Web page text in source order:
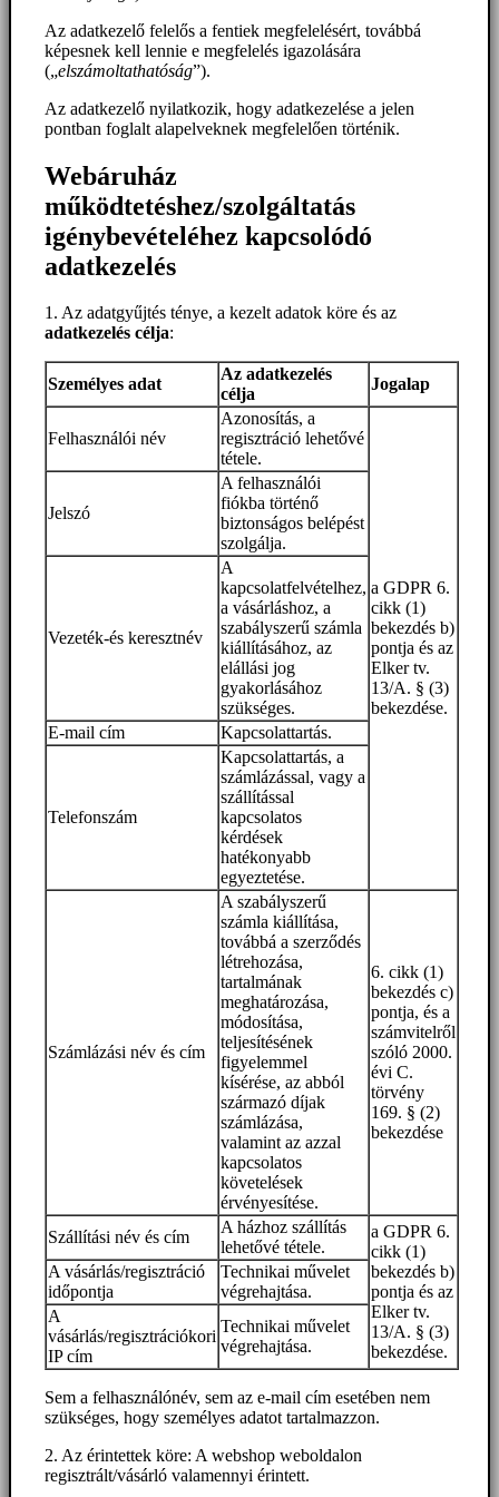
Az adatkezelő felelős a fentiek megfelelésért, továbbá
képesnek kell lennie e megfelelés igazolására
(„elszámoltathatóság”).
Az adatkezelő nyilatkozik, hogy adatkezelése a jelen
pontban foglalt alapelveknek megfelelően történik.
Webáruház
működtetéshez/szolgáltatás
igénybevételéhez kapcsolódó
adatkezelés
1. Az adatgyűjtés ténye, a kezelt adatok köre és az
adatkezelés célja:
Személyes adat
Az adatkezelés
célja
Jogalap
Felhasználói név
Azonosítás, a
regisztráció lehetővé
tétele.
a GDPR 6.
cikk (1)
bekezdés b)
pontja és az
Elker tv.
13/A. § (3)
bekezdése.
Jelszó
A felhasználói
fiókba történő
biztonságos belépést
szolgálja.
Vezeték-és keresztnév
A
kapcsolatfelvételhez,
a vásárláshoz, a
szabályszerű számla
kiállításához, az
elállási jog
gyakorlásához
szükséges.
E-mail cím
Kapcsolattartás.
Telefonszám
Kapcsolattartás, a
számlázással, vagy a
szállítással
kapcsolatos
kérdések
hatékonyabb
egyeztetése.
Számlázási név és cím
A szabályszerű
számla kiállítása,
továbbá a szerződés
létrehozása,
tartalmának
meghatározása,
módosítása,
teljesítésének
figyelemmel
kísérése, az abból
származó díjak
számlázása,
valamint az azzal
kapcsolatos
követelések
érvényesítése.
6. cikk (1)
bekezdés c)
pontja, és a
számvitelről
szóló 2000.
évi C.
törvény
169. § (2)
bekezdése
Szállítási név és cím
A házhoz szállítás
lehetővé tétele.
a GDPR 6.
cikk (1)
bekezdés b)
pontja és az
Elker tv.
13/A. § (3)
bekezdése.
A vásárlás/regisztráció
időpontja
Technikai művelet
végrehajtása.
A
vásárlás/regisztrációkori
IP cím
Technikai művelet
végrehajtása.
Sem a felhasználónév, sem az e-mail cím esetében nem
szükséges, hogy személyes adatot tartalmazzon.
2. Az érintettek köre: A webshop weboldalon
regisztrált/vásárló valamennyi érintett.